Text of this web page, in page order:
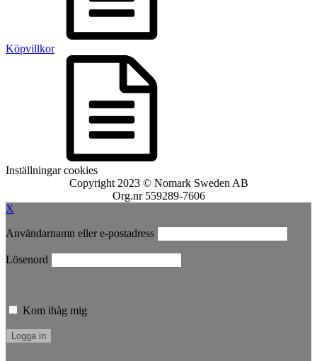
Köpvillkor
Inställningar cookies
Copyright 2023 © Nomark Sweden AB
Org.nr 559289-7606
X
Användarnamn eller e-postadress
Lösenord
Kom ihåg mig